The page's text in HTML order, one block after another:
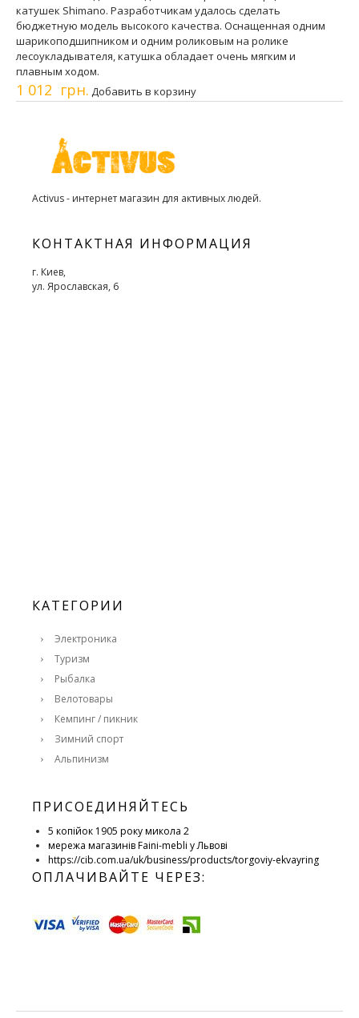
катушек Shimano. Разработчикам удалось сделать
бюджетную модель высокого качества. Оснащенная одним
шарикоподшипником и одним роликовым на ролике
лесоукладывателя, катушка обладает очень мягким и
плавным ходом.
1 012 грн. Добавить в корзину
Activus - интернет магазин для активных людей.
КОНТАКТНАЯ ИНФОРМАЦИЯ
г. Киев,
ул. Ярославская, 6
КАТЕГОРИИ
Электроника
Туризм
Рыбалка
Велотовары
Кемпинг / пикник
Зимний спорт
Альпинизм
ПРИСОЕДИНЯЙТЕСЬ
5 копійок 1905 року микола 2
мережа магазинів Faini-mebli у Львові
https://cib.com.ua/uk/business/products/torgoviy-ekvayring
ОПЛАЧИВАЙТЕ ЧЕРЕЗ: